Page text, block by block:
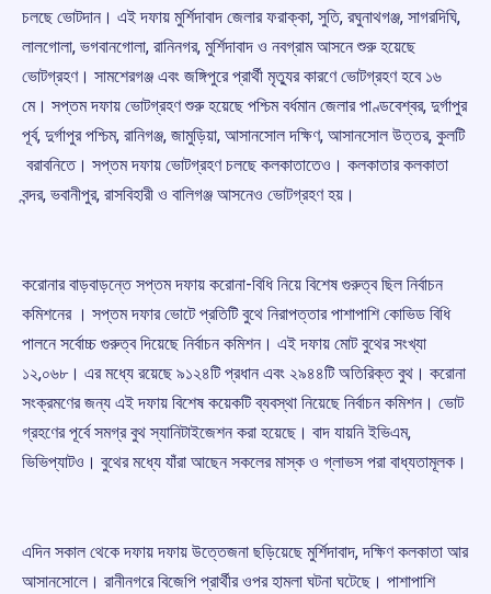
চলছে ভোটদান। এই দফায় মুর্শিদাবাদ জেলার ফরাক্কা, সুতি, রঘুনাথগঞ্জ, সাগরদিঘি,
লালগোলা, ভগবানগোলা, রানিনগর, মুর্শিদাবাদ ও নবগ্রাম আসনে শুরু হয়েছে
ভোটগ্রহণ। সামশেরগঞ্জ এবং জঙ্গিপুরে প্রার্থী মৃত্যুর কারণে ভোটগ্রহণ হবে ১৬
মে। সপ্তম দফায় ভোটগ্রহণ শুরু হয়েছে পশ্চিম বর্ধমান জেলার পাণ্ডবেশ্বর, দুর্গাপুর
পূর্ব, দুর্গাপুর পশ্চিম, রানিগঞ্জ, জামুড়িয়া, আসানসোল দক্ষিণ, আসানসোল উত্তর, কুলটি
বরাবনিতে। সপ্তম দফায় ভোটগ্রহণ চলছে কলকাতাতেও। কলকাতার কলকাতা
বন্দর, ভবানীপুর, রাসবিহারী ও বালিগঞ্জ আসনেও ভোটগ্রহণ হয়।
করোনার বাড়বাড়ন্তে সপ্তম দফায় করোনা-বিধি নিয়ে বিশেষ গুরুত্ব ছিল নির্বাচন
কমিশনের । সপ্তম দফার ভোটে প্রতিটি বুথে নিরাপত্তার পাশাপাশি কোভিড বিধি
পালনে সর্বোচ্চ গুরুত্ব দিয়েছে নির্বাচন কমিশন। এই দফায় মোট বুথের সংখ্যা
১২,০৬৮। এর মধ্যে রয়েছে ৯১২৪টি প্রধান এবং ২৯৪৪টি অতিরিক্ত বুথ। করোনা
সংক্রমণের জন্য এই দফায় বিশেষ কয়েকটি ব্যবস্থা নিয়েছে নির্বাচন কমিশন। ভোট
গ্রহণের পূর্বে সমগ্র বুথ স্যানিটাইজেশন করা হয়েছে। বাদ যায়নি ইভিএম,
ভিভিপ্যাটও। বুথের মধ্যে যাঁরা আছেন সকলের মাস্ক ও গ্লাভস পরা বাধ্যতামূলক।
এদিন সকাল থেকে দফায় দফায় উত্তেজনা ছড়িয়েছে মুর্শিদাবাদ, দক্ষিণ কলকাতা আর
আসানসোলে। রানীনগরে বিজেপি প্রার্থীর ওপর হামলা ঘটনা ঘটেছে। পাশাপাশি